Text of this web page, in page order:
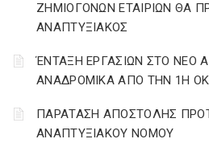
ΖΗΜΙΟΓΟΝΩΝ ΕΤΑΙΡΙΩΝ ΘΑ
ΑΝΑΠΤΥΞΙΑΚΟΣ
ΈΝΤΑΞΗ ΕΡΓΑΣΙΩΝ ΣΤΟ ΝΕΟ
ΑΝΑΔΡΟΜΙΚΑ ΑΠΟ ΤΗΝ 1Η
ΠΑΡΑΤΑΣΗ ΑΠΟΣΤΟΛΗΣ
ΑΝΑΠΤΥΞΙΑΚΟΥ ΝΟΜΟΥ